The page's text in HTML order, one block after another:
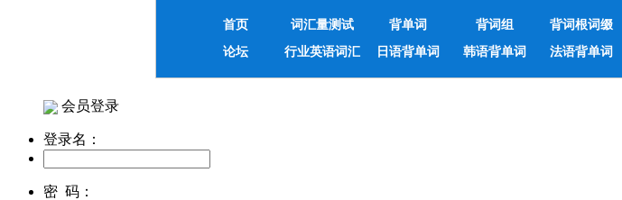
首页 词汇量测试 背单词 背词组 背词根词缀
论坛
行业英语词汇 日语背单词 韩语背单词 法语背单词
会员登录
登录名：
密 码：